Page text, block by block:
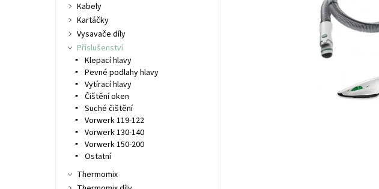
Kabely
Kartáčky
Vysavače díly
Příslušenství
Klepací hlavy
Pevné podlahy hlavy
Vytírací hlavy
Čištění oken
Suché čištění
Vorwerk 119-122
Vorwerk 130-140
Vorwerk 150-200
Ostatní
Thermomix